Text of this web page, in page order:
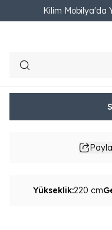
Kilim Mobilya'da
Ana Sayfa YATAK ODASI
₺ 37,070.00
Yükseklik:220 cm